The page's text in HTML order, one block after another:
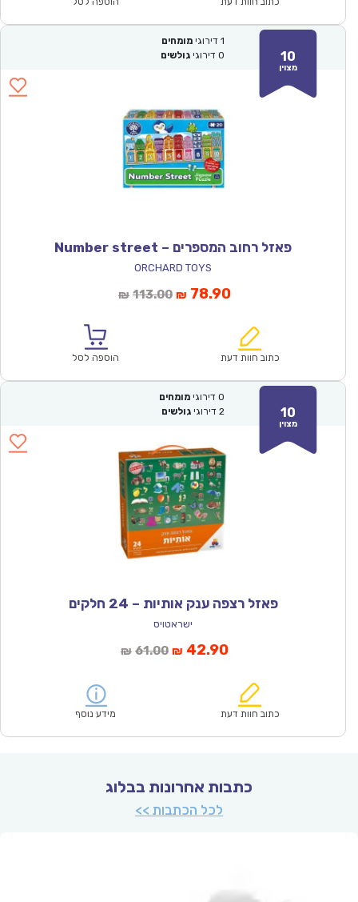
10
מצוין
1 דירוגי מומחים
0 דירוגי גולשים
פאזל רחוב המספרים – Number street
ORCHARD TOYS
₪ 113.00המחיר
₪113.00.
₪ 78.90המחיר
הוא:
כתוב חוות דעת הוספה לסל
10
מצוין
0 דירוגי מומחים
2 דירוגי גולשים
פאזל רצפה ענק אותיות – 24 חלקים
ישראטויס
₪ 61.00המחיר
₪61.00.
₪ 42.90המחיר
הוא:
כתוב חוות דעת מידע נוסף
כתבות אחרונות בבלוג
לכל הכתבות >>